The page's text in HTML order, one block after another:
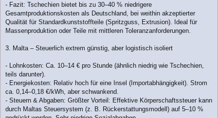
- Fazit: Tschechien bietet bis zu 30–40 % niedrigere
Gesamtproduktionskosten als Deutschland, bei weithin akzeptierter
Qualität für Standardkunststoffteile (Spritzguss, Extrusion). Ideal für
Massenproduktion oder Teile mit mittleren Toleranzanforderungen.
3. Malta – Steuerlich extrem günstig, aber logistisch isoliert
- Lohnkosten: Ca. 10–14 € pro Stunde (ähnlich niedrig wie Tschechien,
teils darunter).
- Energiekosten: Relativ hoch für eine Insel (Importabhängigkeit). Strom
ca. 0,14–0,18 €/kWh, aber schwankend.
- Steuern & Abgaben: Größter Vorteil: Effektive Körperschaftssteuer kann
durch Maltas Steuersystem (z. B. Rückerstattungsmodell) auf 5–10 %